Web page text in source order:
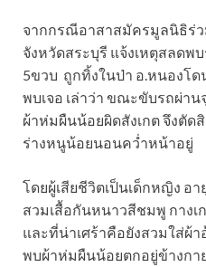
จากกรณีอาสาสมัครมูลนิธิร่
จังหวัดสระบุรี แจ้งเหตุสลดพ
5ขวบ ถูกทิ้งในป่า อ.หนองโด
พบเจอ เล่าว่า ขณะขับรถผ่าน
ผ้าห่มผืนน้อยผิดสังเกต จึงตั
ร่างหนูน้อยนอนคว่ำหน้าอยู่
โดยผู้เสียชีวิตเป็นเด็กหญิง อ
สวมเสื้อกันหนาวสีชมพู กางเ
และที่น่าเศร้าคือยังสวมใส่ผ้
พบผ้าห่มผืนน้อยตกอยู่ข้างกาย